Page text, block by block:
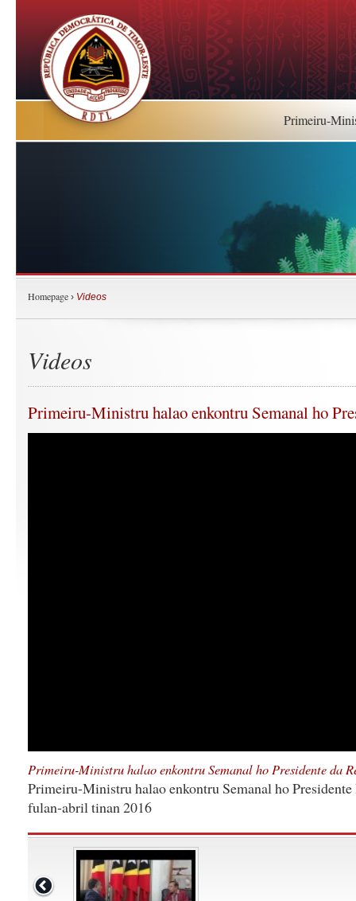
Primeiru-
Homepage › Videos
Videos
Primeiru-Ministru halao enkontru Semanal ho
Primeiru-Ministru halao enkontru Semanal ho Presidente da
Primeiru-Ministru halao enkontru Semanal ho
fulan-abril tinan 2016